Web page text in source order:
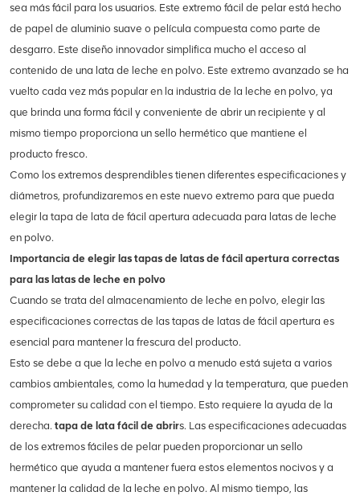
sea más fácil para los usuarios. Este extremo fácil de pelar está hecho
de papel de aluminio suave o película compuesta como parte de
desgarro. Este diseño innovador simplifica mucho el acceso al
contenido de una lata de leche en polvo. Este extremo avanzado se ha
vuelto cada vez más popular en la industria de la leche en polvo, ya
que brinda una forma fácil y conveniente de abrir un recipiente y al
mismo tiempo proporciona un sello hermético que mantiene el
producto fresco.
Como los extremos desprendibles tienen diferentes especificaciones y
diámetros, profundizaremos en este nuevo extremo para que pueda
elegir la tapa de lata de fácil apertura adecuada para latas de leche
en polvo.
Importancia de elegir las tapas de latas de fácil apertura correctas
para las latas de leche en polvo
Cuando se trata del almacenamiento de leche en polvo, elegir las
especificaciones correctas de las tapas de latas de fácil apertura es
esencial para mantener la frescura del producto.
Esto se debe a que la leche en polvo a menudo está sujeta a varios
cambios ambientales, como la humedad y la temperatura, que pueden
comprometer su calidad con el tiempo. Esto requiere la ayuda de la
derecha. tapa de lata fácil de abrirs. Las especificaciones adecuadas
de los extremos fáciles de pelar pueden proporcionar un sello
hermético que ayuda a mantener fuera estos elementos nocivos y a
mantener la calidad de la leche en polvo. Al mismo tiempo, las